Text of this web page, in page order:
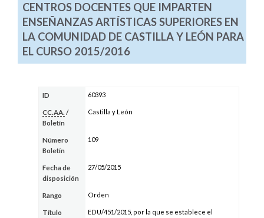
CENTROS DOCENTES QUE IMPARTEN
ENSEÑANZAS ARTÍSTICAS SUPERIORES EN
LA COMUNIDAD DE CASTILLA Y LEÓN PARA
EL CURSO 2015/2016
ID 60393
CC.AA. /
Boletín
Castilla y León
Número
Boletín
109
Fecha de
disposición
27/05/2015
Rango Orden
Título
EDU/451/2015, por la que se establece el